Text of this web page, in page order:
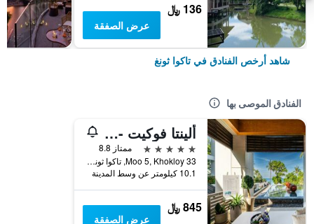
136 ﷼
عرض الصفقة
شاهد أرخص الفنادق في تاكوا ثونغ
الفنادق الموصى بها
ألينتا فوكيت - فانج نا - ذا ليدينج هوتلز أوف ذا وورلد
5 نجوم
ممتاز 8.8
33 Moo 5, Khokloy, تاكوا ثونغ, تايلاند
10.1 كيلومتر عن وسط المدينة
845 ﷼
عرض الصفقة